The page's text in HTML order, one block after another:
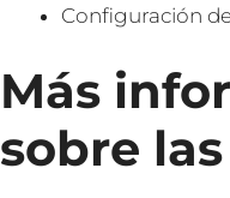
Configuración
Más
sobre